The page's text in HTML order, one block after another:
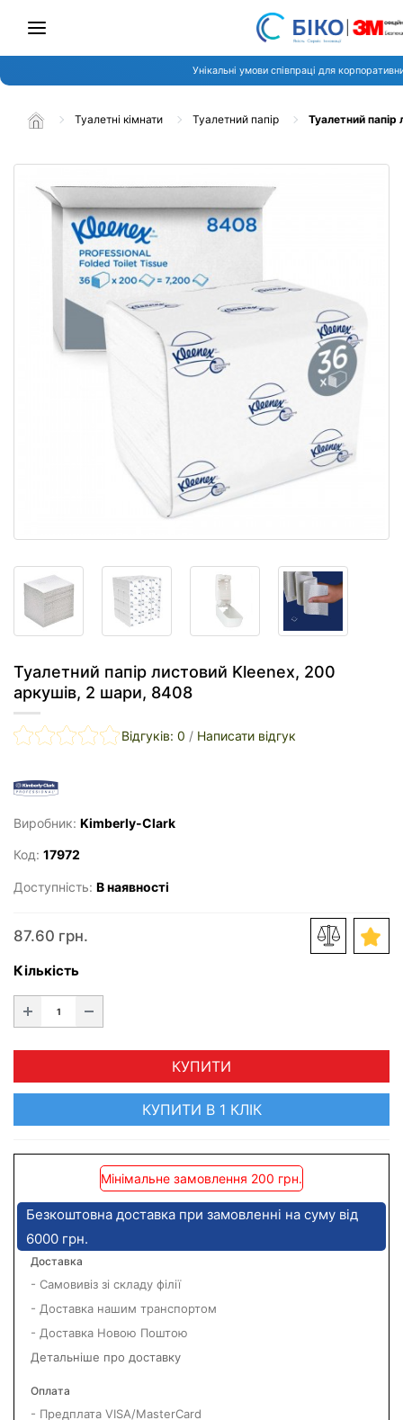
Унікальні умови співпраці для
Туалетні кімнати Туалетний папір Туалетний
Туалетний папір листовий Kleenex, 200
аркушів, 2 шари, 8408
Відгуків: 0 / Написати відгук
Виробник: Kimberly-Clark
Код: 17972
Доступність: В наявності
87.60 грн.
Кількість
КУПИТИ
КУПИТИ В 1 КЛІК
Мінімальне замовлення 200 грн.
Безкоштовна доставка при замовленні на суму від
6000 грн.
Доставка
- Самовивіз зі складу філії
- Доставка нашим транспортом
- Доставка Новою Поштою
Детальніше про доставку
Оплата
- Предплата VISA/MasterCard